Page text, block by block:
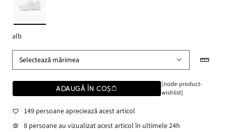
alb
Selectează mărimea
ADAUGĂ ÎN COȘ
[node-product-
wishlist]
149 persoane apreciează acest articol
8 persoane au vizualizat acest articol în ultimele 24h